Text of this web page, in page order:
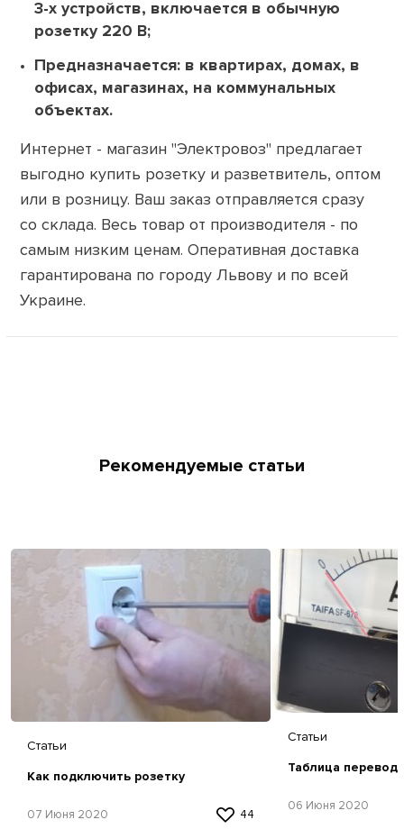
3-х устройств, включается в обычную
розетку 220 В;
Предназначается: в квартирах, домах, в
офисах, магазинах, на коммунальных
объектах.
Интернет - магазин "Электровоз" предлагает
выгодно купить розетку и разветвитель, оптом
или в розницу. Ваш заказ отправляется сразу
со склада. Весь товар от производителя - по
самым низким ценам. Оперативная доставка
гарантирована по городу Львову и по всей
Украине.
Рекомендуемые статьи
Статьи
Как подключить розетку
07 Июня 2020 44
Статьи
Таблица
06 Июня 2020